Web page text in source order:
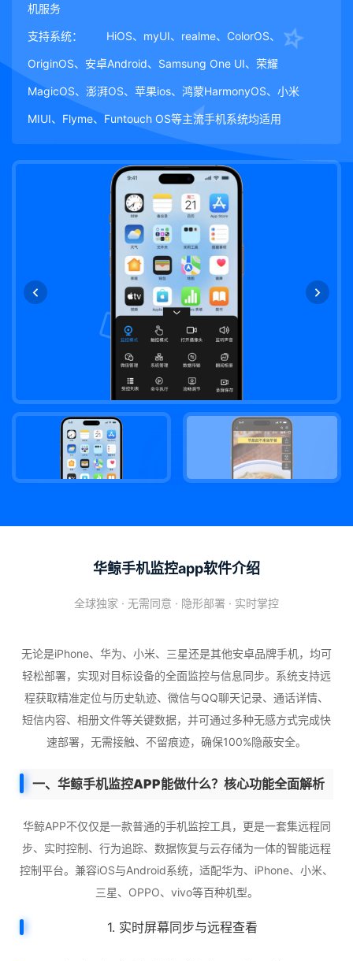
机服务
支持系统： HiOS、myUI、realme、ColorOS、
OriginOS、安卓Android、Samsung One UI、荣耀
MagicOS、澎湃OS、苹果ios、鸿蒙HarmonyOS、小米
MIUI、Flyme、Funtouch OS等主流手机系统均适用
华鲸手机监控app软件介绍
全球独家 · 无需同意 · 隐形部署 · 实时掌控
无论是iPhone、华为、小米、三星还是其他安卓品牌手机，均可
轻松部署，实现对目标设备的全面监控与信息同步。系统支持远
程获取精准定位与历史轨迹、微信与QQ聊天记录、通话详情、
短信内容、相册文件等关键数据，并可通过多种无感方式完成快
速部署，无需接触、不留痕迹，确保100%隐蔽安全。
一、华鲸手机监控APP能做什么？核心功能全面解析
华鲸APP不仅仅是一款普通的手机监控工具，更是一套集远程同
步、实时控制、行为追踪、数据恢复与云存储为一体的智能远程
控制平台。兼容iOS与Android系统，适配华为、iPhone、小米、
三星、OPPO、vivo等百种机型。
1. 实时屏幕同步与远程查看